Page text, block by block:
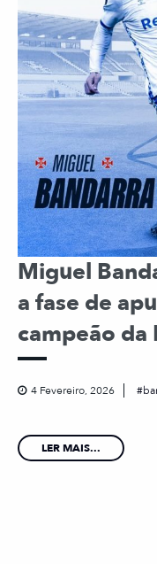
Miguel
a fase de
campeão da
4 Fevereiro, 2026
LER MAIS...